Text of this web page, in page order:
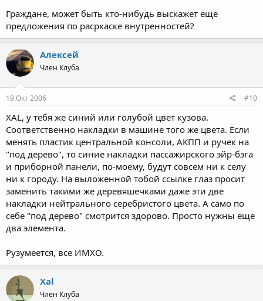
Граждане, может быть кто-нибудь выскажет еще
предложения по расркаске внутренностей?
Алексей
Член Клуба
19 Окт 2006 #10
XAL, у тебя же синий или голубой цвет кузова.
Соответственно накладки в машине того же цвета. Если
менять пластик центральной консоли, АКПП и ручек на
"под дерево", то синие накладки пассажирского эйр-бэга
и приборной панели, по-моему, будут совсем ни к селу
ни к городу. На выложенной тобой ссылке глаз просит
заменить такими же деревяшечками даже эти две
накладки нейтрального серебристого цвета. А само по
себе "под дерево" смотрится здорово. Просто нужны еще
два элемента.
Рузумеется, все ИМХО.
Xal
Член Клуба